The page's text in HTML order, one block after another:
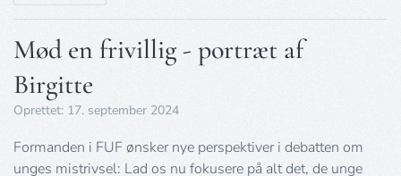
Mød en frivillig - portræt af
Birgitte
Oprettet: 17. september 2024
Formanden i FUF ønsker nye perspektiver i debatten om
unges mistrivsel: Lad os nu fokusere på alt det, de unge